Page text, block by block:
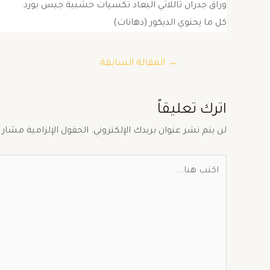
وراق جدران ثاللاثي البعاد تكسيات خشبية جبس بورد
كل ما يحتوي الديكور (دهانات)
→ المقالة السابقة
اترك تعليقاً
لن يتم نشر عنوان بريدك الإلكتروني. الحقول الإلزامية مشار